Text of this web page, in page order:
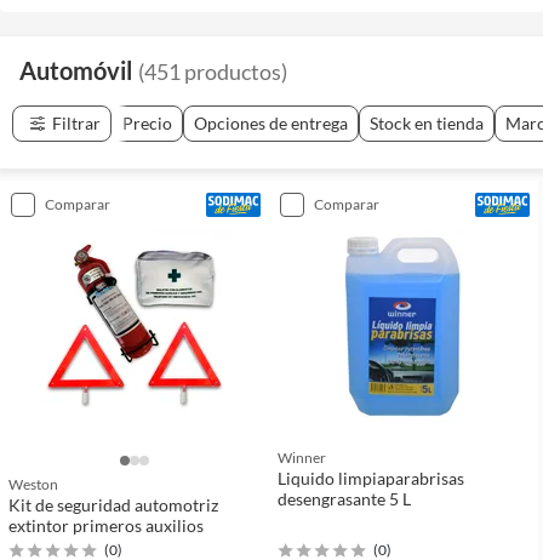
Automóvil (451 productos)
Filtrar Precio Opciones de entrega Stock en tienda
comparar
Weston
Kit de seguridad automotriz
extintor primeros auxilios
(0)
comparar
Winner
Liquido limpiaparabrisas
desengrasante 5 L
(0)